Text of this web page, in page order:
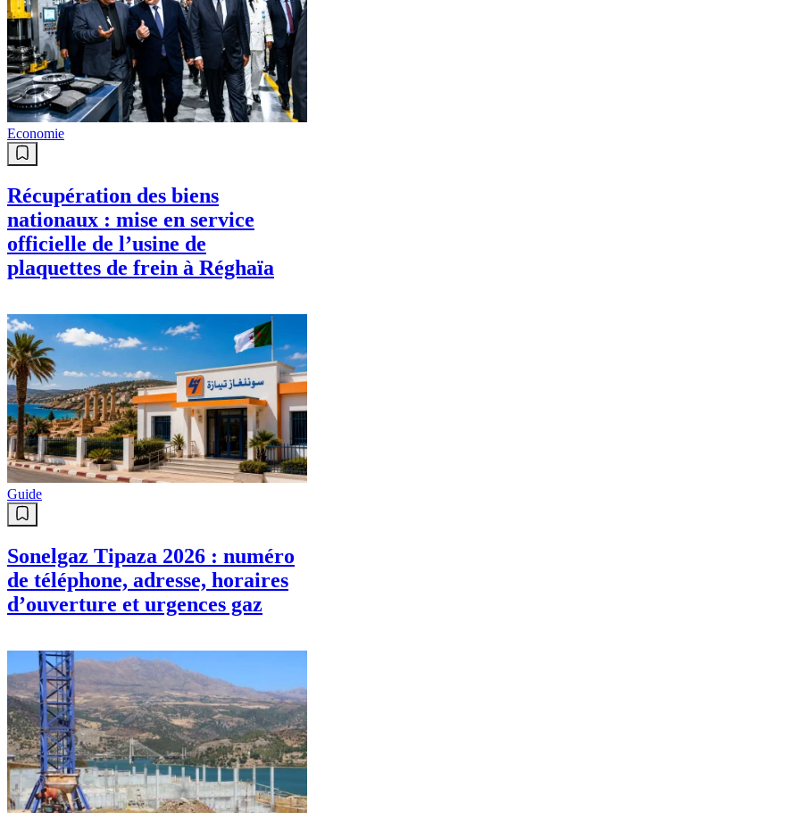
Economie
Récupération des biens
nationaux : mise en service
officielle de l’usine de
plaquettes de frein à Réghaïa
Guide
Sonelgaz Tipaza 2026 : numéro
de téléphone, adresse, horaires
d’ouverture et urgences gaz